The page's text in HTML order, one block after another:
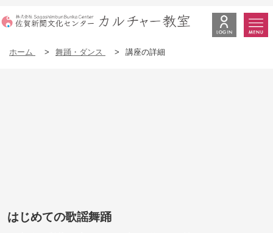
ホーム > 舞踊・ダンス > 講座の詳細
はじめての歌謡舞踊